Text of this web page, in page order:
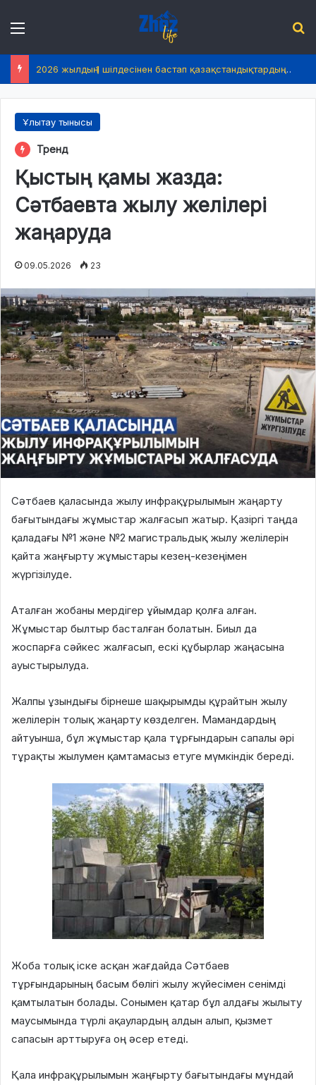
2026 жылдың 1 шілдесінен бастап қазақстандықтардың өмірінде не өзгереді?
Ұлытау тынысы
Тренд
Қыстың қамы жазда:
Сәтбаевта жылу желілері
жаңаруда
09.05.2026 23
Сәтбаев қаласында жылу инфрақұрылымын жаңарту
бағытындағы жұмыстар жалғасып жатыр. Қазіргі таңда
қаладағы №1 және №2 магистральдық жылу желілерін
қайта жаңғырту жұмыстары кезең-кезеңімен
жүргізілуде.
Аталған жобаны мердігер ұйымдар қолға алған.
Жұмыстар былтыр басталған болатын. Биыл да
жоспарға сәйкес жалғасып, ескі құбырлар жаңасына
ауыстырылуда.
Жалпы ұзындығы бірнеше шақырымды құрайтын жылу
желілерін толық жаңарту көзделген. Мамандардың
айтуынша, бұл жұмыстар қала тұрғындарын сапалы әрі
тұрақты жылумен қамтамасыз етуге мүмкіндік береді.
Жоба толық іске асқан жағдайда Сәтбаев
тұрғындарының басым бөлігі жылу жүйесімен сенімді
қамтылатын болады. Сонымен қатар бұл алдағы жылыту
маусымында түрлі ақаулардың алдын алып, қызмет
сапасын арттыруға оң әсер етеді.
Қала инфрақұрылымын жаңғырту бағытындағы мұндай